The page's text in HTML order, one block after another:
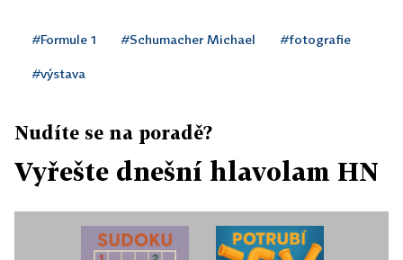
#Formule 1 #Schumacher Michael #fotografie
#výstava
Nudíte se na poradě?
Vyřešte dnešní hlavolam HN